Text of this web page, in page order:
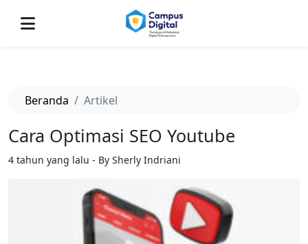
Beranda Artikel
Cara Optimasi SEO Youtube
4 tahun yang lalu - By Sherly Indriani